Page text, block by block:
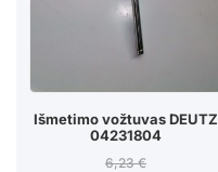
Išmetimo vožtuvas DEUTZ
04231804
6,23€